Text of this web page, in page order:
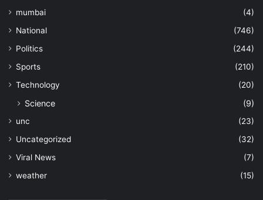
mumbai
(4)
National
(746)
Politics
(244)
Sports
(210)
Technology
(20)
Science (9)
unc
(23)
Uncategorized
(32)
Viral News
(7)
weather
(15)